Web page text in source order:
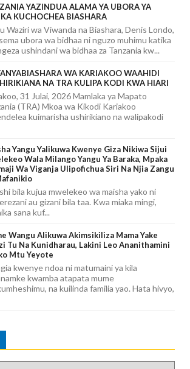
YAZINDUA ALAMA YA UBORA YA
KUCHOCHEA BIASHARA
Waziri wa Viwanda na Biashara, Denis Londo,
ubora wa bidhaa ni nguzo muhimu katika
ushindani wa bidhaa za Tanzania kw...
WA KARIAKOO WAAHIDI
NA TRA KULIPA KODI KWA HIARI
31 Julai, 2026 Mamlaka ya Mapato
(TRA) Mkoa wa Kikodi Kariakoo
kuimarisha ushirikiano na walipakodi
Yangu Yalikuwa Kwenye Giza Nikiwa Sijui
Wala Milango Yangu Ya Baraka, Mpaka
Wa Viganja Ulipofichua Siri Na Njia Zangu
bila kujua mwelekeo wa maisha yako ni
au gizani bila taa. Kwa miaka mingi,
sana kuf...
Wangu Alikuwa Akimsikiliza Mama Yake
Tu Na Kunidharau, Lakini Leo Ananithamini
Mtu Yeyote
kwenye ndoa ni matumaini ya kila
kwamba atapata mume
na kuilinda familia yao. Hata hivyo,